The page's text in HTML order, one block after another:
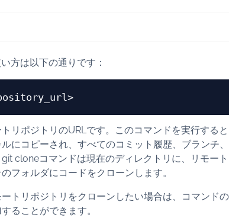
方は以下の通りです：
リポジトリのURLです。このコマンドを実行する
にコピーされ、すべてのコミット履歴、ブランチ
cloneコマンドは現在のディレクトリに、リモー
フォルダにコードをクローンします。
トリポジトリをクローンしたい場合は、コマンド
ることができます。